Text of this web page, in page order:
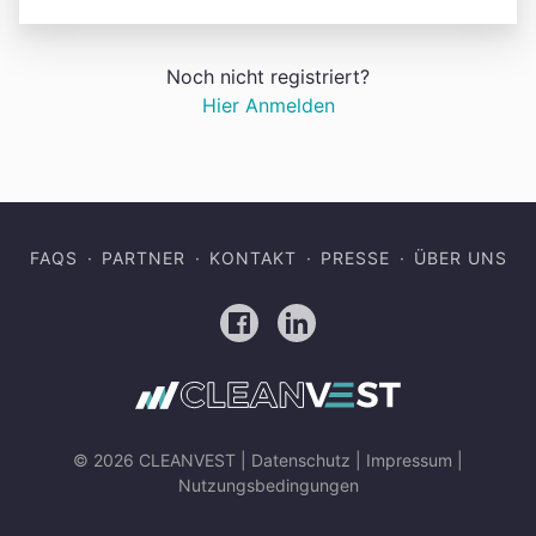
Noch nicht registriert?
Hier Anmelden
FAQS PARTNER KONTAKT PRESSE ÜBER UNS
FacebookLinkedIn
© 2026 CLEANVEST | Datenschutz Impressum
Nutzungsbedingungen